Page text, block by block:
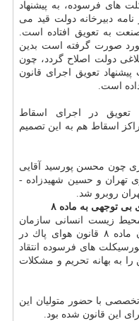
های فرسوده، به پیشنهاد
دبیرخانه دولت قید می
به تعویق افتاده است.
صورت گرفته است بدین
دولت اصلاح گردد، چون
تعویق اجرای قانون
است.
در اجرای اسقاط
اسقاط هم به این تصمیم
چون محسن پورسید آقایی
تهران و حسین شهیدزاده -
روبرو شد.
توجهی به ماده ۸
محیط زیست انسانی سازمان
حفاظت محیط زیست - از اجرا نشدن ماده ۸ قانون هوای پاك در
های فرسوده انتقاد
را به بهانه تحریم و مشكلات
با حضور متولیان این
این قانون شده بود.